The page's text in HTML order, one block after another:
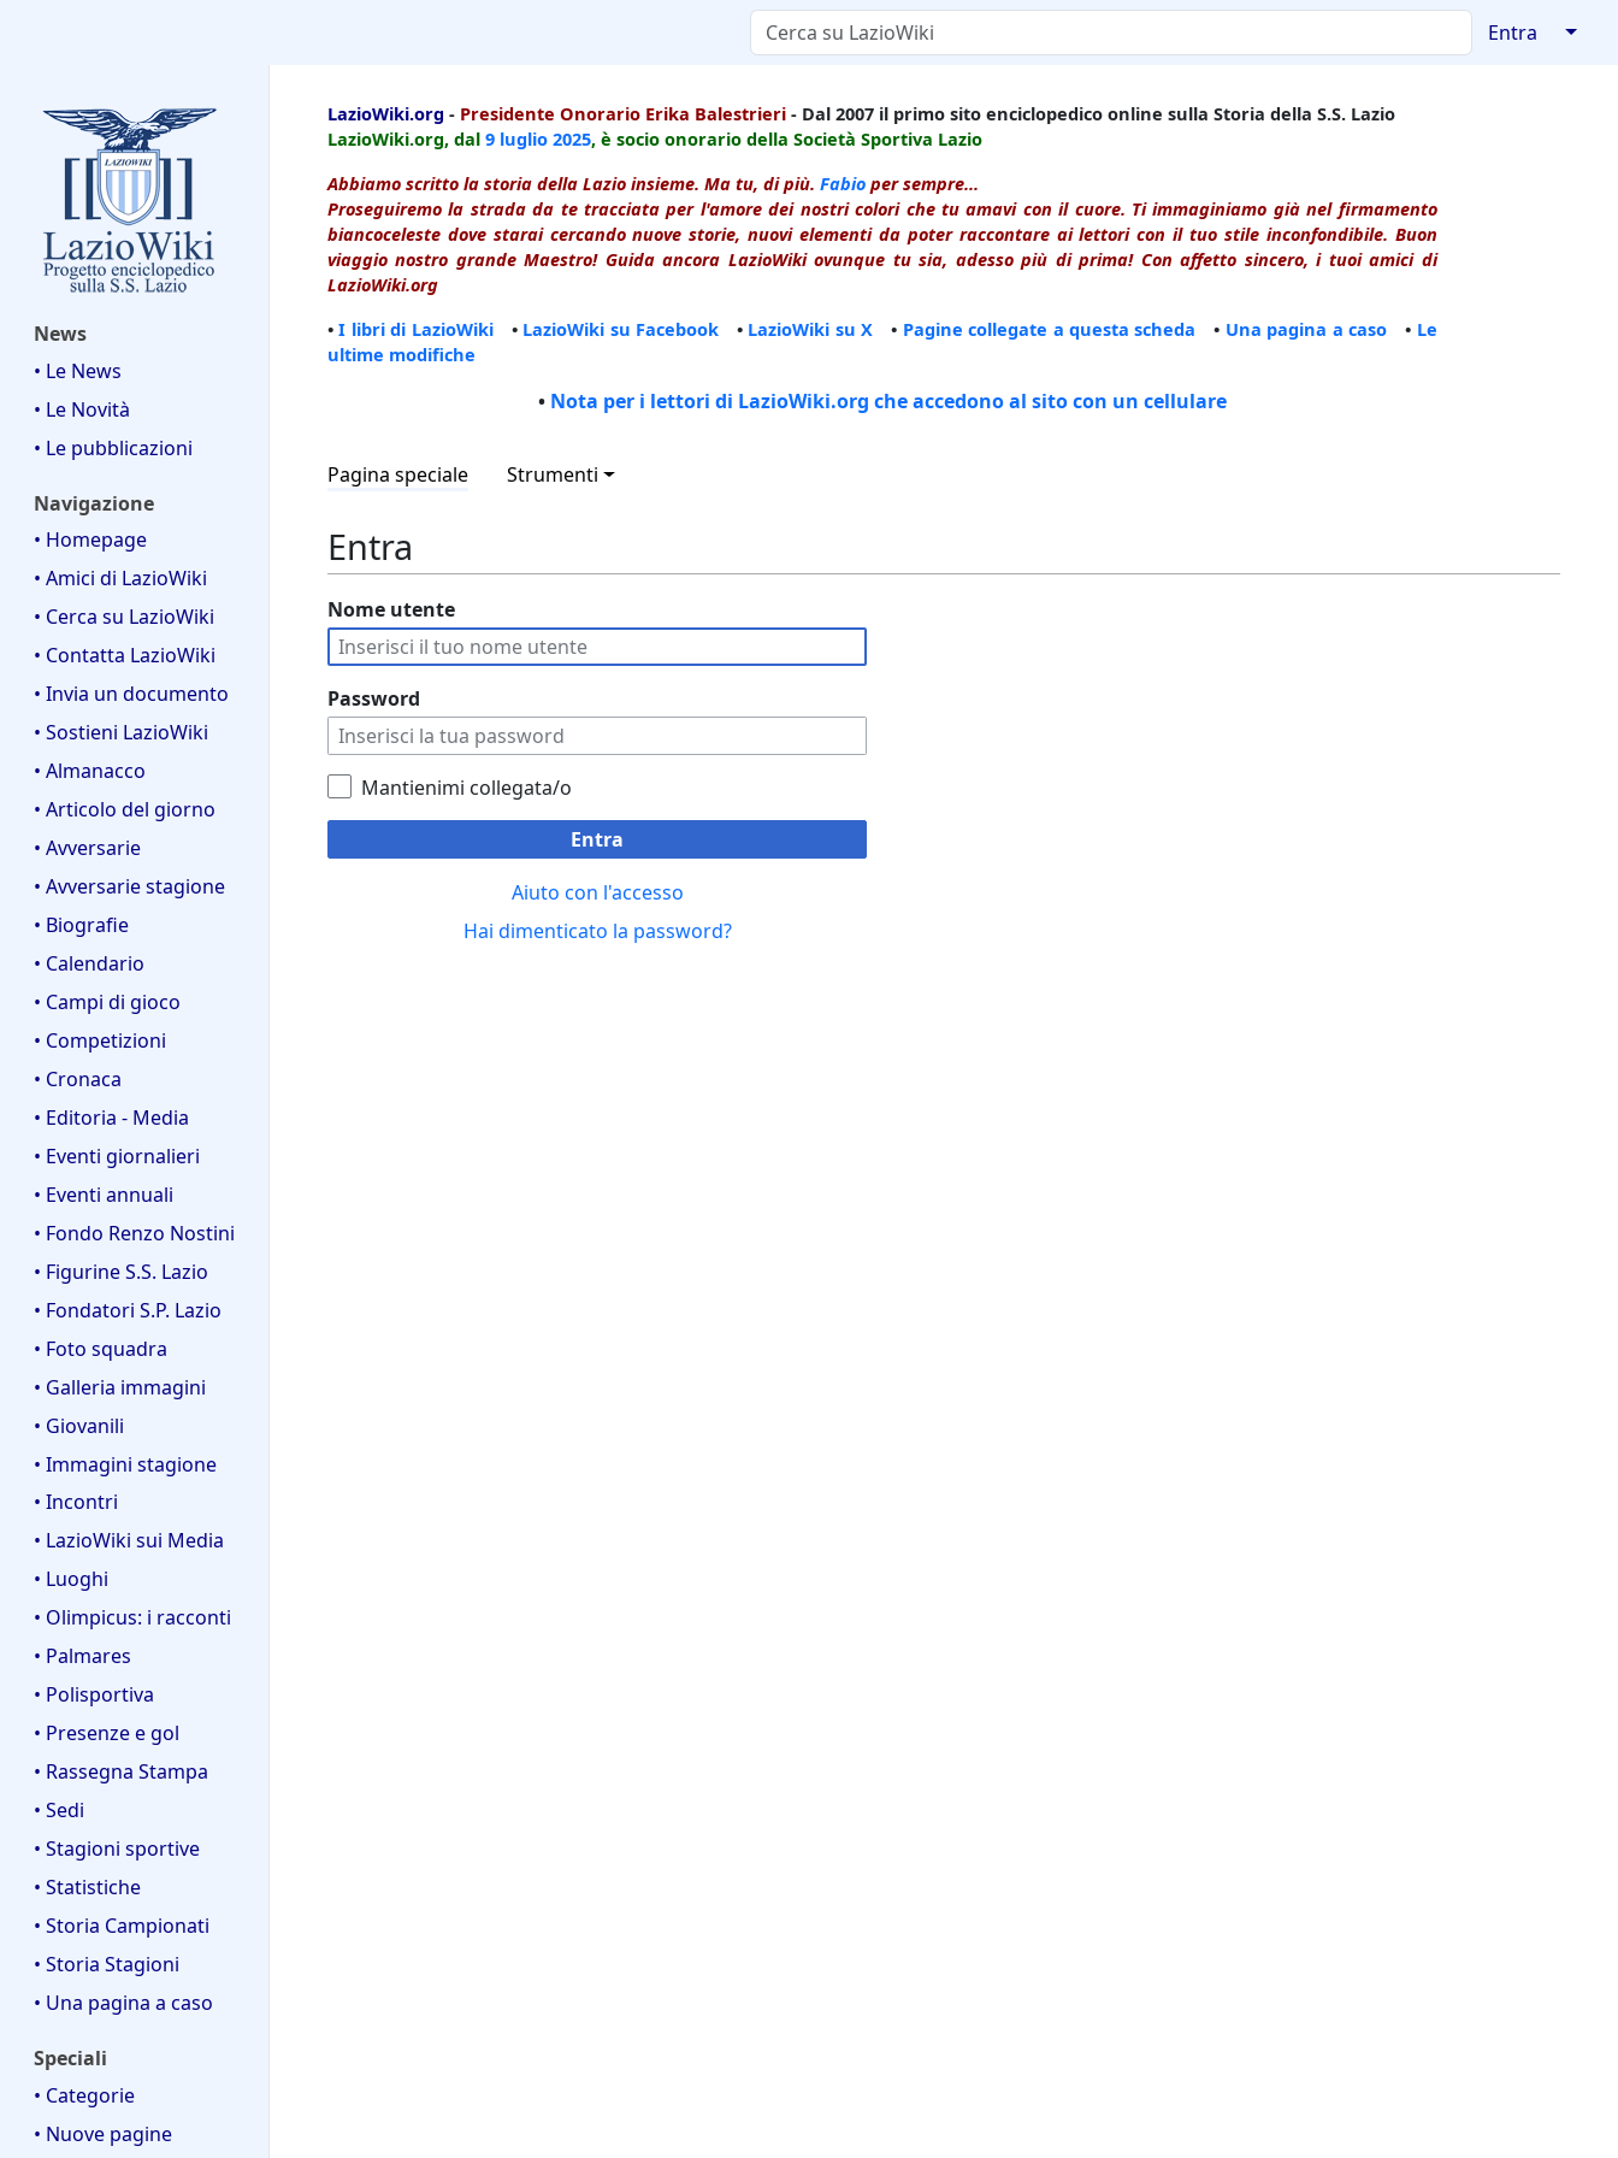
Entra ↓
News
• Le News
• Le Novità
• Le pubblicazioni
Navigazione
• Homepage
• Amici di LazioWiki
• Cerca su LazioWiki
• Contatta LazioWiki
• Invia un documento
• Sostieni LazioWiki
• Almanacco
• Articolo del giorno
• Avversarie
• Avversarie stagione
• Biografie
• Calendario
• Campi di gioco
• Competizioni
• Cronaca
• Editoria - Media
• Eventi giornalieri
• Eventi annuali
• Fondo Renzo Nostini
• Figurine S.S. Lazio
• Fondatori S.P. Lazio
• Foto squadra
• Galleria immagini
• Giovanili
• Immagini stagione
• Incontri
• LazioWiki sui Media
• Luoghi
• Olimpicus: i racconti
• Palmares
• Polisportiva
• Presenze e gol
• Rassegna Stampa
• Sedi
• Stagioni sportive
• Statistiche
• Storia Campionati
• Storia Stagioni
• Una pagina a caso
Speciali
• Categorie
• Nuove pagine
LazioWiki.org - Presidente Onorario Erika Balestrieri - Dal 2007 il primo sito enciclopedico online sulla Storia della S.S. Lazio
LazioWiki.org, dal 9 luglio 2025, è socio onorario della Società Sportiva Lazio
Abbiamo scritto la storia della Lazio insieme. Ma tu, di più. Fabio per sempre...
Proseguiremo la strada da te tracciata per l'amore dei nostri colori che tu amavi con il cuore. Ti immaginiamo già nel firmamento
biancoceleste dove starai cercando nuove storie, nuovi elementi da poter raccontare ai lettori con il tuo stile inconfondibile. Buon
viaggio nostro grande Maestro! Guida ancora LazioWiki ovunque tu sia, adesso più di prima! Con affetto sincero, i tuoi amici di
LazioWiki.org
•I libri di LazioWiki• LazioWiki su Facebook • LazioWiki su X • Pagine collegate a questa scheda • Una pagina a caso • Le
ultime modifiche
• Nota per i lettori di LazioWiki.org che accedono al sito con un cellulare
Pagina speciale Strumenti
Entra
Nome utente
Password
Mantienimi collegata/o
Entra
Aiuto con l'accesso
Hai dimenticato la password?